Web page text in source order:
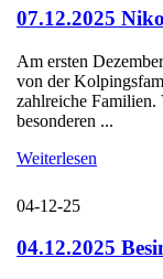
07.12.2025
Am ersten
von der
zahlreiche Familien.
besonderen ...
Weiterlesen
04-12-25
04.12.2025